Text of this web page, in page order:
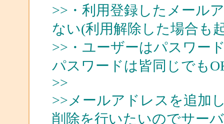
>>・利用登録したメール
ない(利用解除した場合も
>>・ユーザーはパスワー
パスワードは皆同じでも
>>
>>メールアドレスを追加
削除を行いたいのでサー